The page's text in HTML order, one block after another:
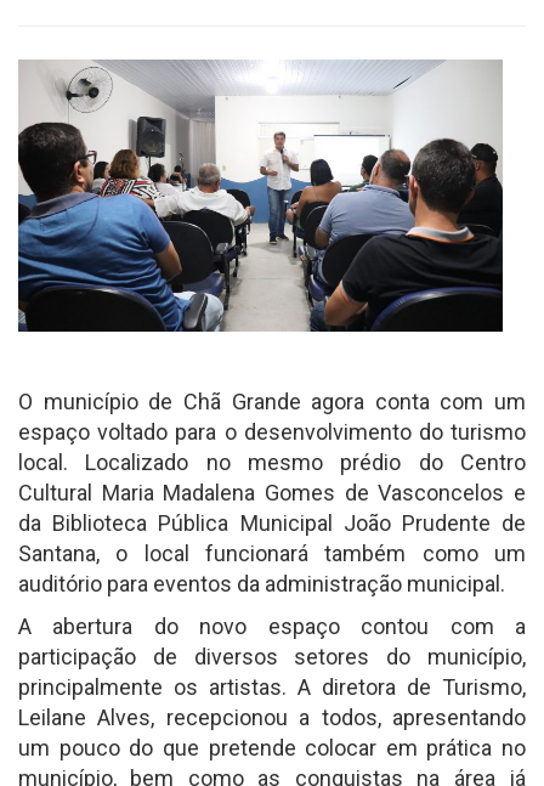
O município de Chã Grande agora conta com um
espaço voltado para o desenvolvimento do turismo
local. Localizado no mesmo prédio do Centro
Cultural Maria Madalena Gomes de Vasconcelos e
da Biblioteca Pública Municipal João Prudente de
Santana, o local funcionará também como um
auditório para eventos da administração municipal.
A abertura do novo espaço contou com a
participação de diversos setores do município,
principalmente os artistas. A diretora de Turismo,
Leilane Alves, recepcionou a todos, apresentando
um pouco do que pretende colocar em prática no
município, bem como as conquistas na área já